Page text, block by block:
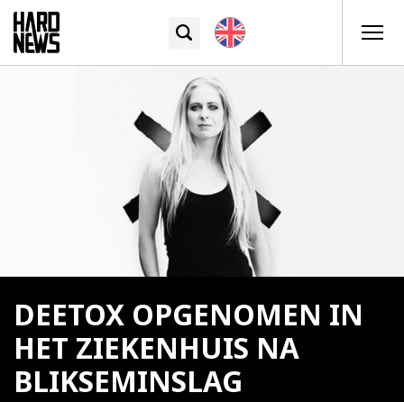
DEETOX OPGENOMEN IN
HET ZIEKENHUIS NA
BLIKSEMINSLAG